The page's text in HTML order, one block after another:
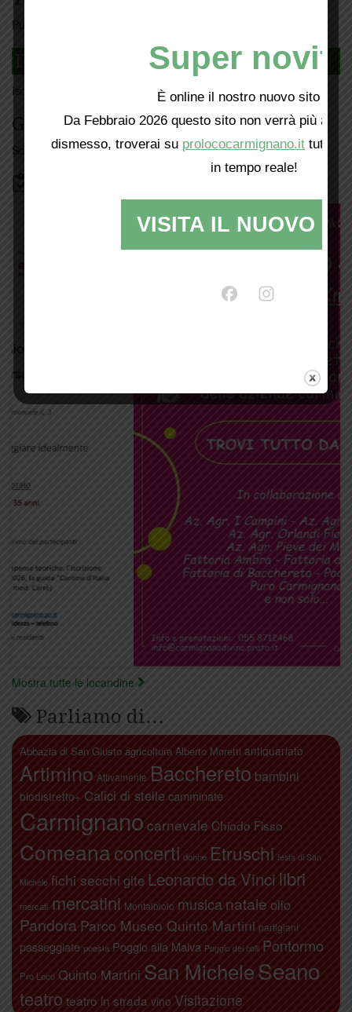
Puoi tesserarti online
DAGLI L'ANDA
Iscriviti
Giorno per giorno a Carmignano
Scopri tutti gli eventi qui
Mostra tutte le locandine
Parliamo di…
Abbazia di San Giusto agricoltura Alberto Moretti antiquariato
Artimino Attivamente Bacchereto bambini
biodistretto+ Calici di stelle camminate
Carmignano carnevale Chiodo Fisso
Comeanaconcerti donne Etruschi festa di San
Michele fichi secchi gite Leonardo da Vinci libri
mercati mercatini Montalbiolo musica natale olio
Pandora Parco Museo Quinto Martini partigiani
passeggiate poesia Poggio alla Malva Poggio dei colli Pontormo
Pro Loco Quinto Martini San MicheleSeano
teatro teatro in strada vino Visitazione
Super
È online il nostro nuovo sito web!
Da Febbraio 2026 questo sito non verrà più
dismesso, troverai su prolococarmignano.it tutti i
in tempo reale!
VISITA IL NUOVO